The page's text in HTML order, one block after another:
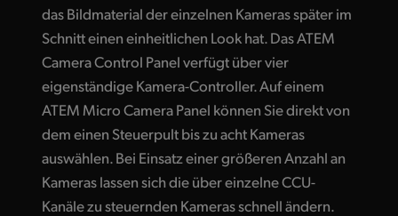
das Bildmaterial der einzelnen Kameras später im
Schnitt einen einheitlichen Look hat. Das ATEM
Camera Control Panel verfügt über vier
eigenständige Kamera-Controller. Auf einem
ATEM Micro Camera Panel können Sie direkt von
dem einen Steuerpult bis zu acht Kameras
auswählen. Bei Einsatz einer größeren Anzahl an
Kameras lassen sich die über einzelne CCU-
Kanäle zu steuernden Kameras schnell ändern.